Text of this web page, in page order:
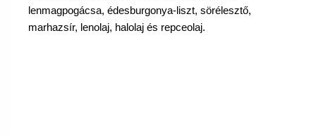
lenmagpogácsa, édesburgonya-liszt, sörélesztő,
marhazsír, lenolaj, halolaj és repceolaj.